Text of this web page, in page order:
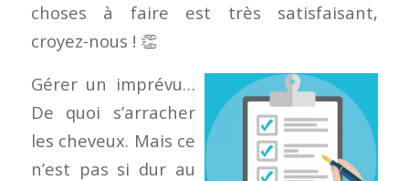
choses à faire est très satisfaisant,
croyez-nous ! 👏
Gérer un imprévu…
De quoi s’arracher
les cheveux. Mais ce
n’est pas si dur au